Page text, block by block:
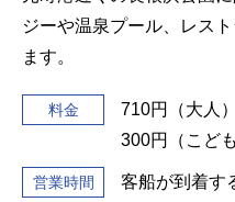
ジーや温泉プール、レス
ます。
料金
710円（大人）
300円（こども
営業時間
客船が到着す